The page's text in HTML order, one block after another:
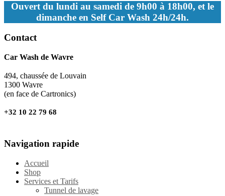
Ouvert du lundi au samedi de 9h00 à 18h00, et le
dimanche en Self Car Wash 24h/24h.
Contact
Car Wash de Wavre
494, chaussée de Louvain
1300 Wavre
(en face de Cartronics)
+32 10 22 79 68
Navigation rapide
Accueil
Shop
Services et Tarifs
Tunnel de lavage